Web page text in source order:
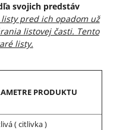
svojich predstáv
listy pred ich opadom už
listovej časti. Tento
listy.
PRODUKTU
( citlivka )